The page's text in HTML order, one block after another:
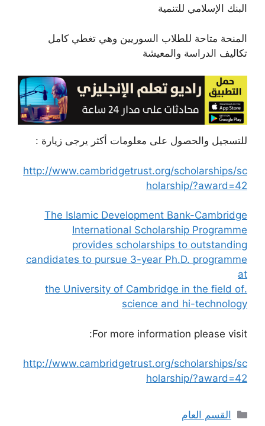
البنك الإسلامي للتنمية
المنحة متاحة للطلاب السوريين وهي تغطي كامل
تكاليف الدراسة والمعيشة
للتسجيل والحصول على معلومات أكثر يرجى زيارة :
http://www.cambridgetrust.org/scholarships/sc
holarship/?award=42
The Islamic Development Bank-Cambridge
International Scholarship Programme
provides scholarships to outstanding
candidates to pursue 3-year Ph.D. programme
at
.the University of Cambridge in the field of
science and hi-technology
For more information please visit:
http://www.cambridgetrust.org/scholarships/sc
holarship/?award=42
التصنيفات
القسم العام